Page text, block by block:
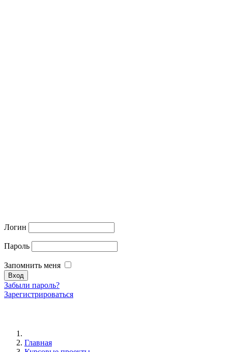
Логин
Пароль
Запомнить меня
Забыли пароль?
Зарегистрироваться
Главная